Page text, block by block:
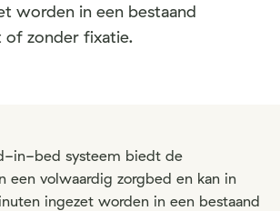
worden in een bestaand
of zonder fixatie.
in-bed systeem biedt de
een volwaardig zorgbed en kan in
ingezet worden in een bestaand